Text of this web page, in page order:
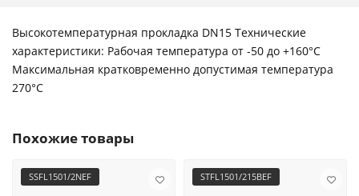
Высокотемпературная прокладка DN15 Технические
характеристики: Рабочая температура от -50 до +160°С
Максимальная кратковременно допустимая температура
270°C
Похожие товары
SSFL1501/2NEF STFL1501/215BEF